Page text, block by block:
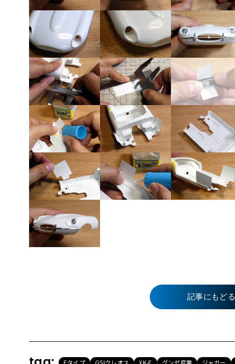
記事にもどる
Eタイプ GSIクレオス XK-E グンゼ産業 ジャガー